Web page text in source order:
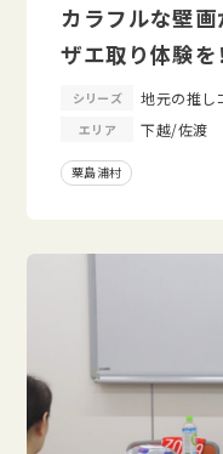
カラフルな壁画
ザエ取り体験を
シリーズ 地元の推し
エリア 下越/佐渡
粟島浦村